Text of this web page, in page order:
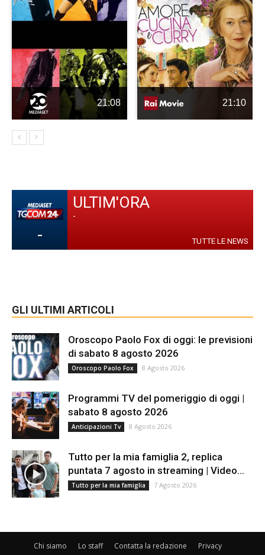
21:08 21:10
-
ULTIM'ORA
-
TUTTE LE NEWS
GLI ULTIMI ARTICOLI
Oroscopo Paolo Fox di oggi: le previsioni
di sabato 8 agosto 2026
Oroscopo Paolo Fox 8 Agosto 2026
Programmi TV del pomeriggio di oggi |
sabato 8 agosto 2026
Anticipazioni Tv 8 Agosto 2026
Tutto per la mia famiglia 2, replica
puntata 7 agosto in streaming | Video...
Tutto per la mia famiglia 7 Agosto 2026
Chi siamo Lo staff Contatta la redazione
Privacy